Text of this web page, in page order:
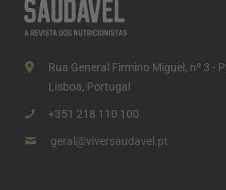
Rua General Firmino Miguel, nº 3 -
Lisboa, Portugal
+351 218 110 100
geral@viversaudavel.pt